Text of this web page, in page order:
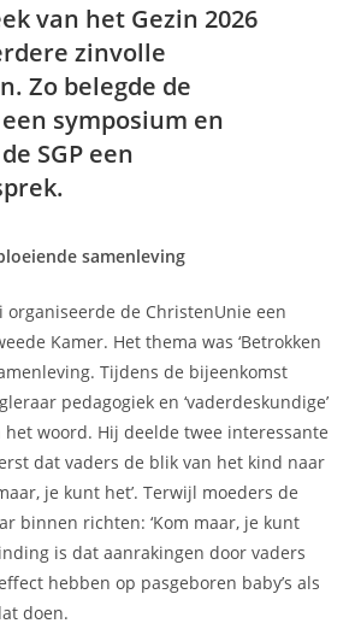
van het Gezin 2026
zinvolle
Zo belegde de
symposium en
SGP een
samenleving
organiseerde de ChristenUnie een
Kamer. Het thema was ‘Betrokken
Tijdens de bijeenkomst
pedagogiek en ‘vaderdeskundige’
het woord. Hij deelde twee interessante
dat vaders de blik van het kind naar
je kunt het’. Terwijl moeders de
binnen richten: ‘Kom maar, je kunt
is dat aanrakingen door vaders
hebben op pasgeboren baby’s als
doen.